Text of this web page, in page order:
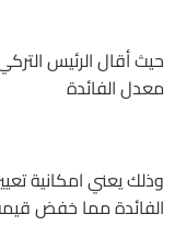
حيث أقال الرئيس
معدل الفائدة
وذلك يعني امكانية
الفائدة مما خفض قيمة